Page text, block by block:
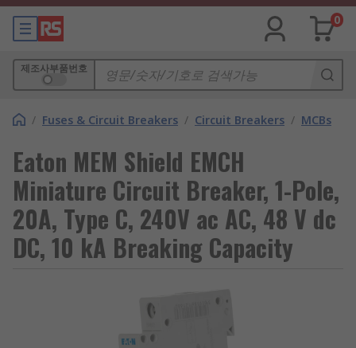
0
제조사부품번호
/ Fuses & Circuit Breakers / Circuit Breakers / MCBs
Eaton MEM Shield EMCH
Miniature Circuit Breaker, 1-Pole,
20A, Type C, 240V ac AC, 48 V dc
DC, 10 kA Breaking Capacity